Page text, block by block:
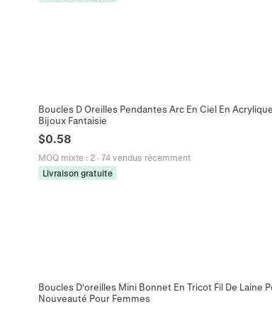
Boucles D Oreilles Pendantes Arc En Ciel En
Bijoux Fantaisie
$0.58
MOQ mixte: 2· 74 vendus récemment
Livraison gratuite
Boucles D'oreilles Mini Bonnet En Tricot Fil De Laine
Nouveauté Pour Femmes